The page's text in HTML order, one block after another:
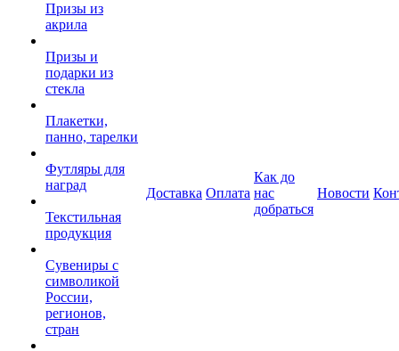
Призы из
акрила
Призы и
подарки из
стекла
Плакетки,
панно, тарелки
Футляры для
наград
Текстильная
продукция
Сувениры с
символикой
России,
регионов,
стран
Доставка Оплата
Как до
нас
добраться
Новости